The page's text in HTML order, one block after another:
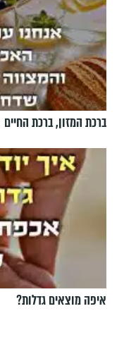
ברכת המזון, ברכת החיים
איפה מוצאים גדלות?